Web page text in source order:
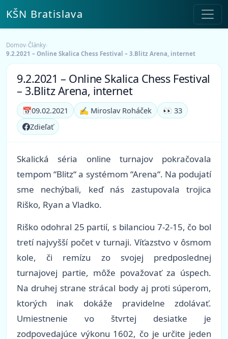
KŠN Bratislava
Domov›Články›
9.2.2021 – Online Skalica Chess Festival – 3.Blitz Arena, internet
9.2.2021 – Online Skalica Chess Festival
– 3.Blitz Arena, internet
📅09.02.2021 ✍️ Miroslav Roháček
👀 33
Zdieľať
Skalická séria online turnajov pokračovala
tempom “Blitz“ a systémom “Arena“. Na podujatí
sme nechýbali, keď nás zastupovala trojica
Riško, Ryan a Vladko.
Riško odohral 25 partií, s bilanciou 7-2-15, čo bol
tretí najvyšší počet v turnaji. Víťazstvo v ôsmom
kole, či remízu zo svojej predposlednej
turnajovej partie, môže považovať za úspech.
Na druhej strane strácal body aj proti súperom,
ktorých inak dokáže pravidelne zdolávať.
Umiestnenie vo štvrtej desiatke je
zodpovedajúce výkonu 1602, čo je určite jeden